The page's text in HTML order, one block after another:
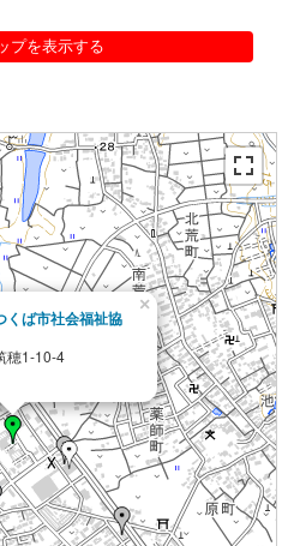
プを表示する
ば市社会福祉協
穂1-10-4
×